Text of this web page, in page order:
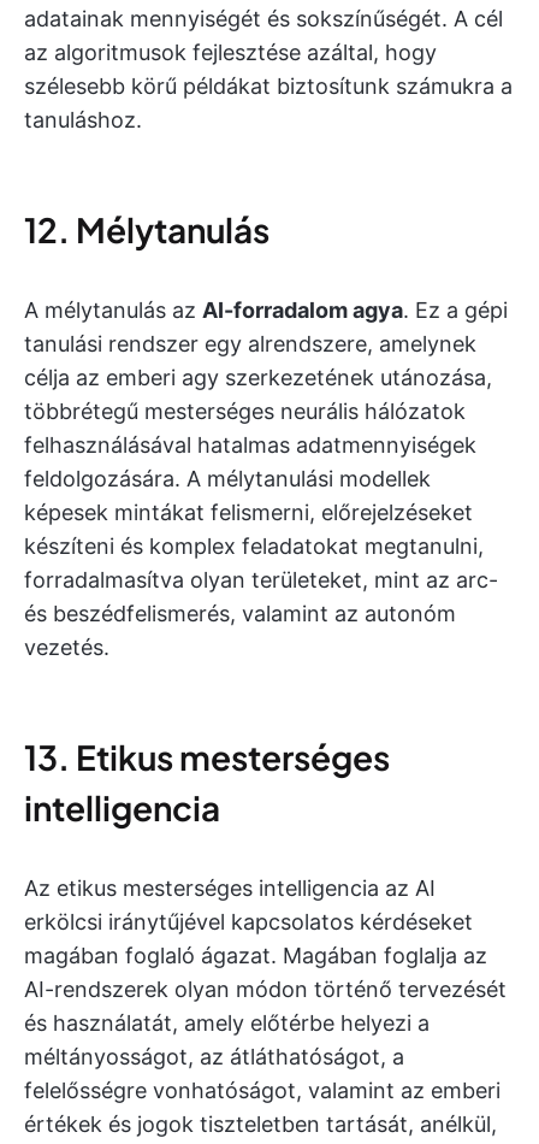
adatainak mennyiségét és sokszínűségét. A cél
az algoritmusok fejlesztése azáltal, hogy
szélesebb körű példákat biztosítunk számukra a
tanuláshoz.
12. Mélytanulás
A mélytanulás az AI-forradalom agya. Ez a gépi
tanulási rendszer egy alrendszere, amelynek
célja az emberi agy szerkezetének utánozása,
többrétegű mesterséges neurális hálózatok
felhasználásával hatalmas adatmennyiségek
feldolgozására. A mélytanulási modellek
képesek mintákat felismerni, előrejelzéseket
készíteni és komplex feladatokat megtanulni,
forradalmasítva olyan területeket, mint az arc-
és beszédfelismerés, valamint az autonóm
vezetés.
13. Etikus mesterséges
intelligencia
Az etikus mesterséges intelligencia az AI
erkölcsi iránytűjével kapcsolatos kérdéseket
magában foglaló ágazat. Magában foglalja az
AI-rendszerek olyan módon történő tervezését
és használatát, amely előtérbe helyezi a
méltányosságot, az átláthatóságot, a
felelősségre vonhatóságot, valamint az emberi
értékek és jogok tiszteletben tartását, anélkül,